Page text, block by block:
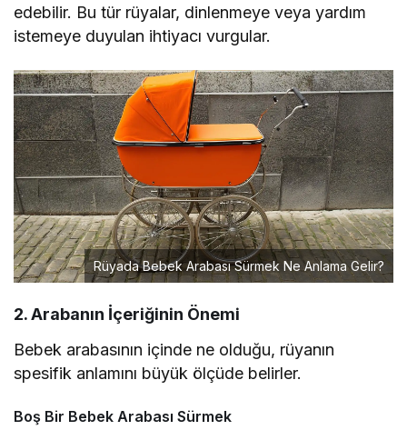
edebilir. Bu tür rüyalar, dinlenmeye veya yardım
istemeye duyulan ihtiyacı vurgular.
Rüyada Bebek Arabası Sürmek Ne Anlama Gelir?
2. Arabanın İçeriğinin Önemi
Bebek arabasının içinde ne olduğu, rüyanın
spesifik anlamını büyük ölçüde belirler.
Boş Bir Bebek Arabası Sürmek